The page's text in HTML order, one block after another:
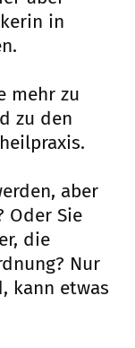
in
mehr zu
zu den
aber
Oder Sie
die
Nur
kann etwas